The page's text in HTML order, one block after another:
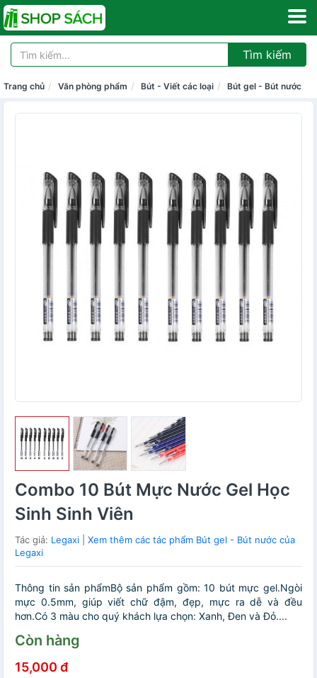
Tìm kiếm
Trang chủ Văn phòng phẩm Bút - Viết các loại Bút gel - Bút nước
Combo 10 Bút Mực Nước Gel Học
Sinh Sinh Viên
Tác giả: Legaxi
Xem thêm các tác phẩm Bút gel - Bút nước của
Legaxi
Thông tin sản phẩmBộ sản phẩm gồm: 10 bút mực gel.Ngòi
mực 0.5mm, giúp viết chữ đậm, đẹp, mực ra dễ và đều
hơn.Có 3 màu cho quý khách lựa chọn: Xanh, Đen và Đỏ....
Còn hàng
15,000 đ